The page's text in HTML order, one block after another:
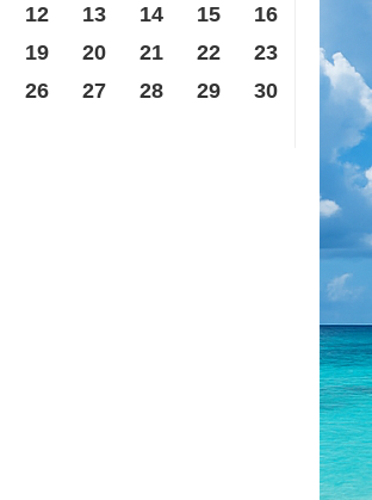
12 13 14 15
16
19 20 21 22
23
26 27 28 29
30